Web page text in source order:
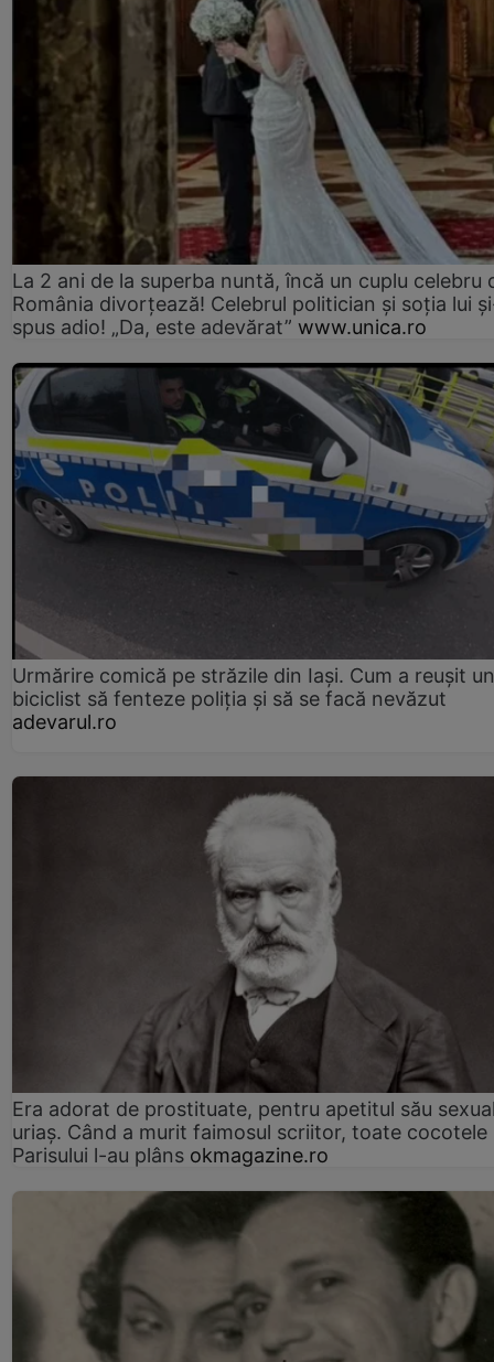
La 2 ani de la superba nuntă, încă un cuplu celebru
România divorțează! Celebrul politician și soția lui
spus adio! „Da, este adevărat” www.unica.ro
Urmărire comică pe străzile din Iași. Cum a reușit un
biciclist să fenteze poliția și să se facă nevăzut
adevarul.ro
Era adorat de prostituate, pentru apetitul său
uriaș. Când a murit faimosul scriitor, toate cocotele
Parisului l-au plâns okmagazine.ro